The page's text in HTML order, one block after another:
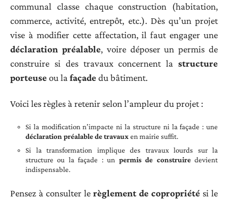
communal classe chaque construction (habitation,
commerce, activité, entrepôt, etc.). Dès qu’un projet
vise à modifier cette affectation, il faut engager une
déclaration préalable, voire déposer un permis de
construire si des travaux concernent la structure
porteuseou lafaçadedu bâtiment.
Voici les règles à retenir selon l’ampleur du projet :
Si la modification n’impacte ni la structure ni la façade : une
déclaration préalable de travauxen mairie suffit.
Si la transformation implique des travaux lourds sur la
structure ou la façade : un permis de construiredevient
indispensable.
Pensez à consulter le règlement de copropriété si le